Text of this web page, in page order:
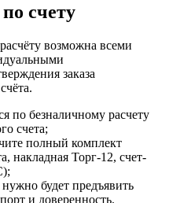
счету
возможна всеми
заказа
по безналичному расчету
счета;
полный комплект
накладная Торг-12, счет-
будет предъявить
и доверенность.